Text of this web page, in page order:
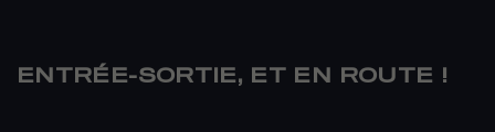
ENTRÉE-SORTIE, ET EN ROUTE !